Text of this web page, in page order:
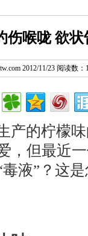
伤喉咙 欲
2012/11/23 阅读数：
产的柠檬
，但最近
液”？这